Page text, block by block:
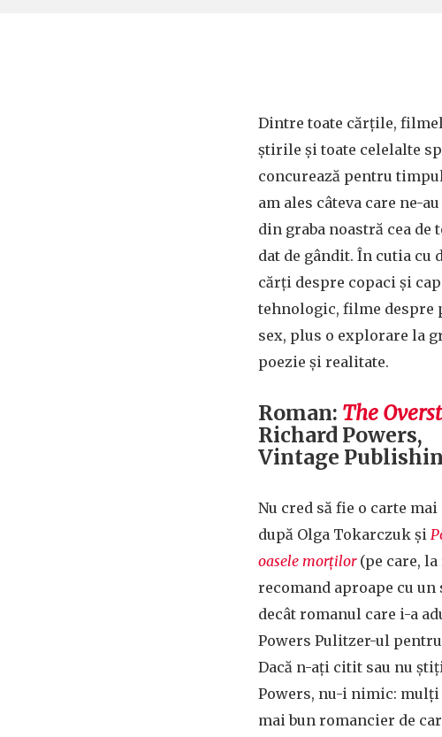
Dintre toate cărțile,
știrile și toate celelalte
concurează pentru
am ales câteva care ne-
din graba noastră cea de
dat de gândit. În cutia cu
cărți despre copaci și
tehnologic, filme despre
sex, plus o explorare la
poezie și realitate.
Roman: The
Richard Powers,
Vintage
Nu cred să fie o carte
după Olga Tokarczuk și
oasele morților(pe care, la
recomand aproape cu un
decât romanul care i-a
Powers Pulitzer-ul
Dacă n-ați citit sau nu
Powers, nu-i nimic:
mai bun romancier de